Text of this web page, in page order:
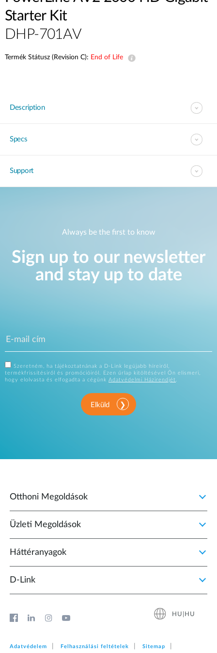
Starter Kit
DHP-701AV
Termék Státusz (Revision C): End of Life
Description
Specs
Support
Always be the first to know
Sign up to our newsletter
and stay up to date
Szeretném, ha tájékoztatnának a D-Link legújabb híreiről,
termékfrissítésiről és promócióiról. Ezen űrlap kitöltésével Ön elismeri,
hogy elolvasta és elfogadta a cégünk Adatvédelmi Házirendjét.
Elküld
Otthoni Megoldások
Üzleti Megoldások
Háttéranyagok
D‑Link
HU|HU
Adatvédelem Felhasználási feltételek Sitemap